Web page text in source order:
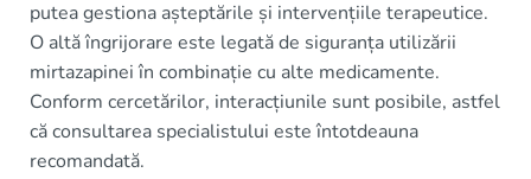
putea gestiona așteptările și intervențiile terapeutice.
O altă îngrijorare este legată de siguranța utilizării
mirtazapinei în combinație cu alte medicamente.
Conform cercetărilor, interacțiunile sunt posibile, astfel
că consultarea specialistului este întotdeauna
recomandată.